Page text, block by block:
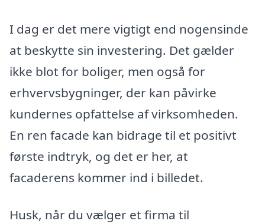
I dag er det mere vigtigt end nogensinde
at beskytte sin investering. Det gælder
ikke blot for boliger, men også for
erhvervsbygninger, der kan påvirke
kundernes opfattelse af virksomheden.
En ren facade kan bidrage til et positivt
første indtryk, og det er her, at
facaderens kommer ind i billedet.
Husk, når du vælger et firma til